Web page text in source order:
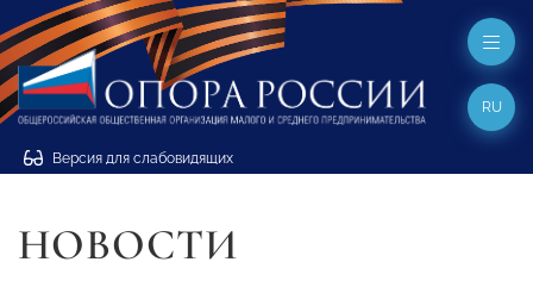
Версия для слабовидящих
RU
НОВОСТИ